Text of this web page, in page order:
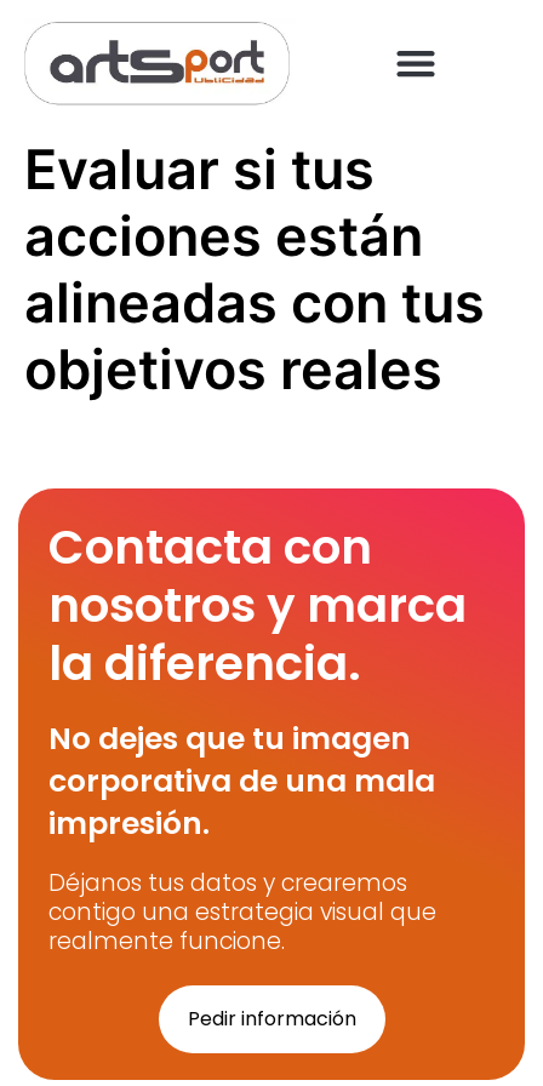
Evaluar si tus
acciones están
alineadas con tus
objetivos reales
Contacta con
nosotros y marca
la diferencia.
No dejes que tu imagen
corporativa de una mala
impresión.
Déjanos tus datos y crearemos
contigo una estrategia visual que
realmente funcione.
Pedir información